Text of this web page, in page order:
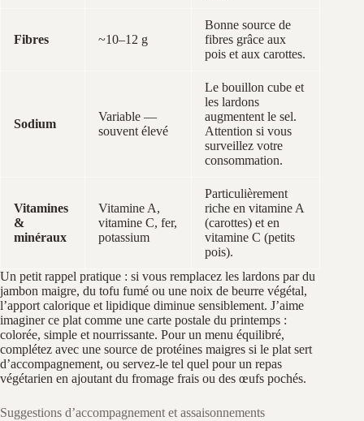
Fibres ~10–12 g
Bonne source de
fibres grâce aux
pois et aux carottes.
Sodium
Variable —
souvent élevé
Le bouillon cube et
les lardons
augmentent le sel.
Attention si vous
surveillez votre
consommation.
Vitamines
&
minéraux
Vitamine A,
vitamine C, fer,
potassium
Particulièrement
riche en vitamine A
(carottes) et en
vitamine C (petits
pois).
Un petit rappel pratique : si vous remplacez les lardons par du
jambon maigre, du tofu fumé ou une noix de beurre végétal,
l’apport calorique et lipidique diminue sensiblement. J’aime
imaginer ce plat comme une carte postale du printemps :
colorée, simple et nourrissante. Pour un menu équilibré,
complétez avec une source de protéines maigres si le plat sert
d’accompagnement, ou servez-le tel quel pour un repas
végétarien en ajoutant du fromage frais ou des œufs pochés.
Suggestions d’accompagnement et assaisonnements